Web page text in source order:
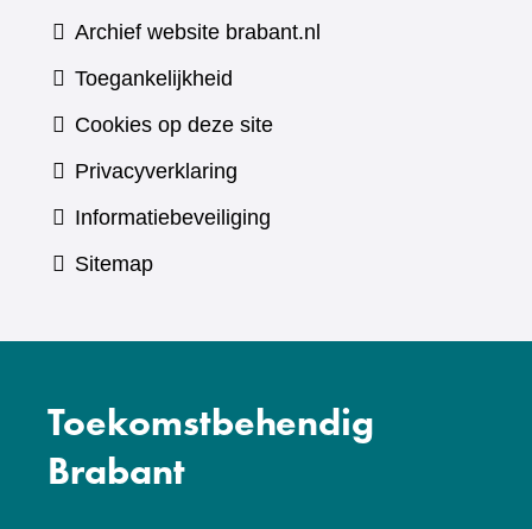
website)
Archief website brabant.nl
Toegankelijkheid
Cookies op deze site
Privacyverklaring
Informatiebeveiliging
Sitemap
Toekomstbehendig
Brabant